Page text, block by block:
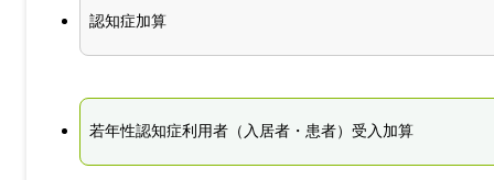
認知症加算
若年性認知症利用者（入居者・患者）受入加算